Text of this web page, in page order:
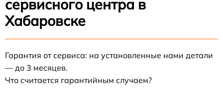
сервисного центра в
Хабаровске
Гарантия от сервиса: на установленные нами детали
— до 3 месяцев.
Что считается гарантийным случаем?